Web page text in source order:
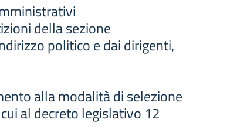
della sezione
politico e dai dirigenti,
alla modalità di selezione
al decreto legislativo 12